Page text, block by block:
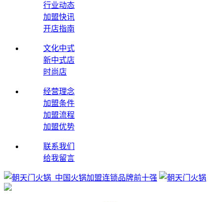
行业动态
加盟快讯
开店指南
文化中式
新中式店
时尚店
经营理念
加盟条件
加盟流程
加盟优势
联系我们
给我留言